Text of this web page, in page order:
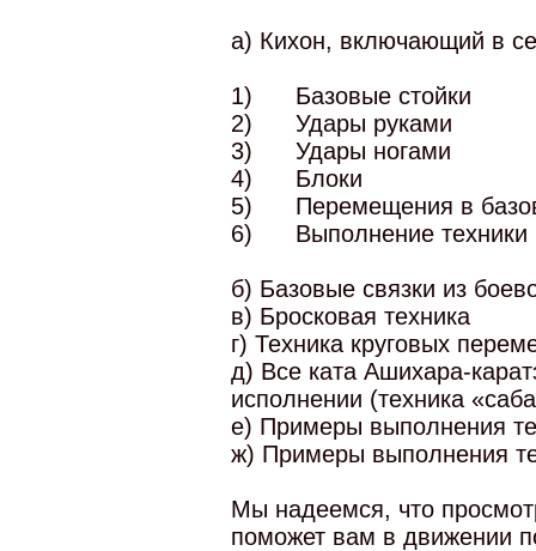
а) Кихон, включающий в
1)
Базовые стойки
2)
Удары руками
3)
Удары ногами
4)
Блоки
5)
Перемещения в
6)
Выполнение
б) Базовые связки из
в) Бросковая техника
г) Техника круговых
д) Все ката Ашихара-
исполнении (техника
е) Примеры выполнения
ж) Примеры выполнения
Мы надеемся, что
поможет вам в движении